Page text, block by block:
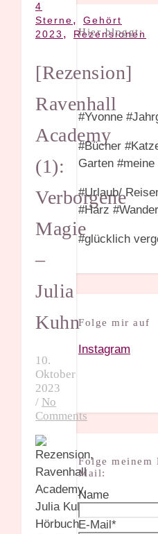
4
Sterne, Gehört
2023 , Rezensionen
[Rezension]
Ravenhall
Academy
(1):
Verborgene
Magie
–
Julia
Kuhn
10.
Oktober
2023
/ No
Comments
Hier bloggt:
#Yvonne
#Bücher
Garten
#Urlaub/
#Harz
#glücklich
Folge mir auf
Instagram
Folge meinem
Mail:
Name
E-Mail*